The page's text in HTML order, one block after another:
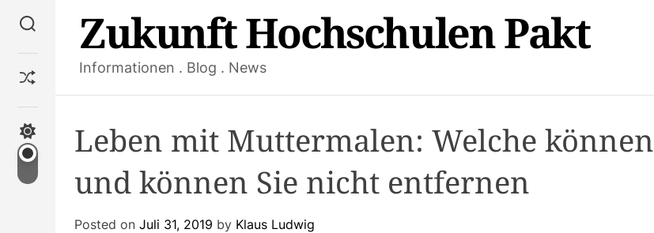
Zukunft Hochschulen Pakt
Informationen . Blog . News
S
a
r
c
S
u
f
f
l
S
w
i
Leben mit Muttermalen: Welche können
und können Sie nicht entfernen
Posted on Juli 31, 2019 by Klaus Ludwig